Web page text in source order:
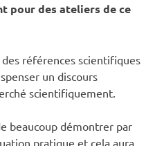
pour des ateliers de ce
références scientifiques
un discours
scientifiquement.
beaucoup démontrer par
pratique et cela aura